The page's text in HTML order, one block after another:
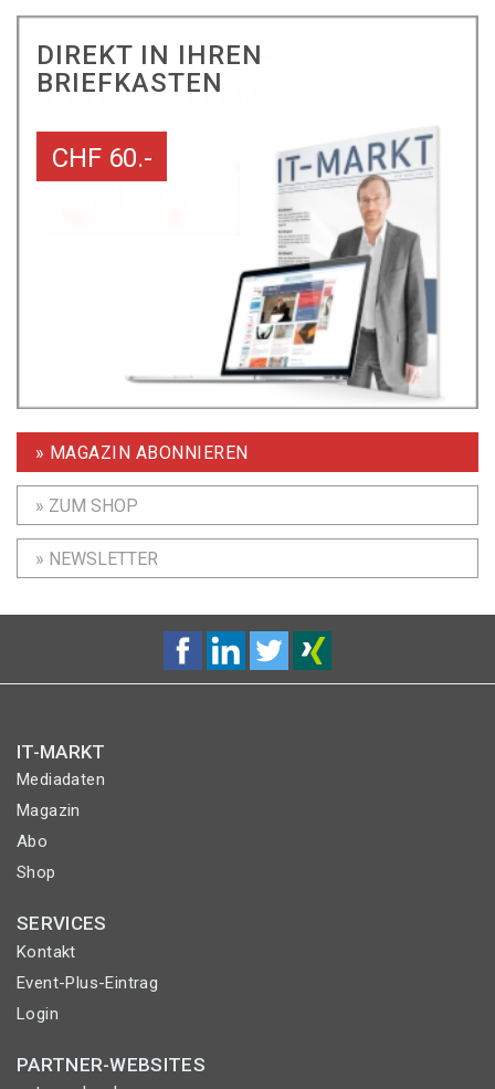
DIREKT IN IHREN
BRIEFKASTEN
CHF 60.-
» MAGAZIN ABONNIEREN
» ZUM SHOP
» NEWSLETTER
IT-MARKT
Mediadaten
Magazin
Abo
Shop
SERVICES
Kontakt
Event-Plus-Eintrag
Login
PARTNER-WEBSITES